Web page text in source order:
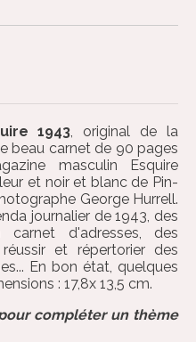
1943, original de la
beau carnet de 90 pages
masculin Esquire
et noir et blanc de Pin-
George Hurrell.
journalier de 1943, des
carnet d'adresses, des
et répertorier des
En bon état, quelques
: 17,8x 13,5 cm.
compléter un thème